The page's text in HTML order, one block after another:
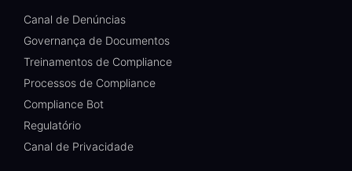
Canal de Denúncias
Governança de Documentos
Treinamentos de Compliance
Processos de Compliance
Compliance Bot
Regulatório
Canal de Privacidade